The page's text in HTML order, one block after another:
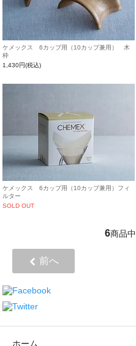
ケメックス 6カップ用（10カップ兼用） 木
枠
1,430円(税込)
ケメックス 6カップ用（10カップ兼用）フィ
ルター
SOLD OUT
6商品中
前へ
ホーム